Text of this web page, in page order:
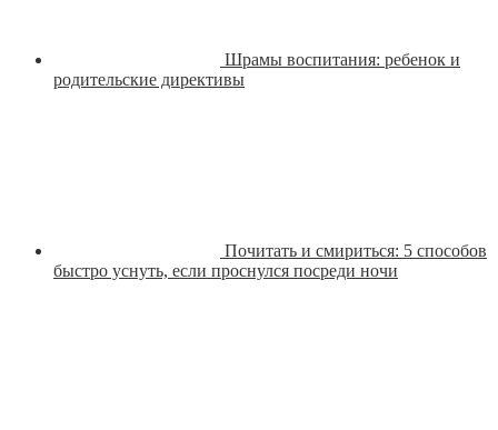
Шрамы воспитания: ребенок и
родительские директивы
Почитать и смириться: 5 способов
быстро уснуть, если проснулся посреди ночи